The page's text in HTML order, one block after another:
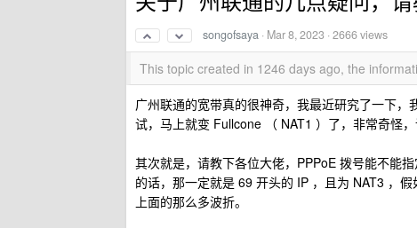
songofsaya · Mar 8, 2023 · 2666 views
This topic created in 1246 days ago, the
广州联通的宽带真的很神奇，我最近研究了一下
试，马上就变 Fullcone （ NAT1 ）了，非常奇怪
其次就是，请教下各位大佬，PPPoE 拨号能不能
的话，那一定就是 69 开头的 IP ，且为 NAT3 ，
上面的那么多波折。